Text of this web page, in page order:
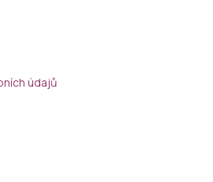
údajů